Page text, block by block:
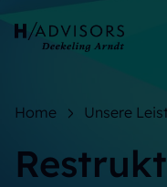
Home Unsere